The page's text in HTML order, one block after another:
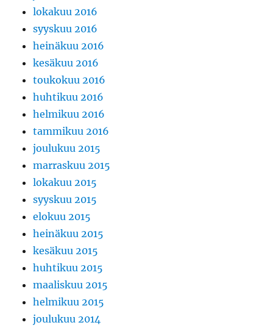
lokakuu 2016
syyskuu 2016
heinäkuu 2016
kesäkuu 2016
toukokuu 2016
huhtikuu 2016
helmikuu 2016
tammikuu 2016
joulukuu 2015
marraskuu 2015
lokakuu 2015
syyskuu 2015
elokuu 2015
heinäkuu 2015
kesäkuu 2015
huhtikuu 2015
maaliskuu 2015
helmikuu 2015
joulukuu 2014